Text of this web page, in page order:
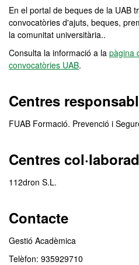
En el portal de beques de la UAB
convocatòries d'ajuts, beques,
la comunitat universitària..
Consulta la informació a la pàgina
convocatòries UAB.
Centres
FUAB Formació. Prevenció i
Centres
112dron S.L.
Contacte
Gestió Acadèmica
Telèfon: 935929710